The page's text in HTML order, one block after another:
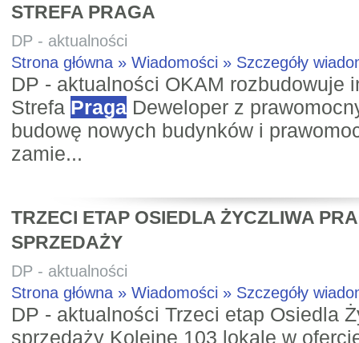
STREFA PRAGA
DP - aktualności
Strona główna » Wiadomości » Szczegóły
DP - aktualności OKAM rozbudowuje
Strefa Praga Deweloper z
budowę nowych budynków i
zamie...
TRZECI ETAP OSIEDLA ŻYCZLIWA
SPRZEDAŻY
DP - aktualności
Strona główna » Wiadomości » Szczegóły
DP - aktualności Trzeci etap Osiedla
sprzedaży Kolejne 103 lokale w